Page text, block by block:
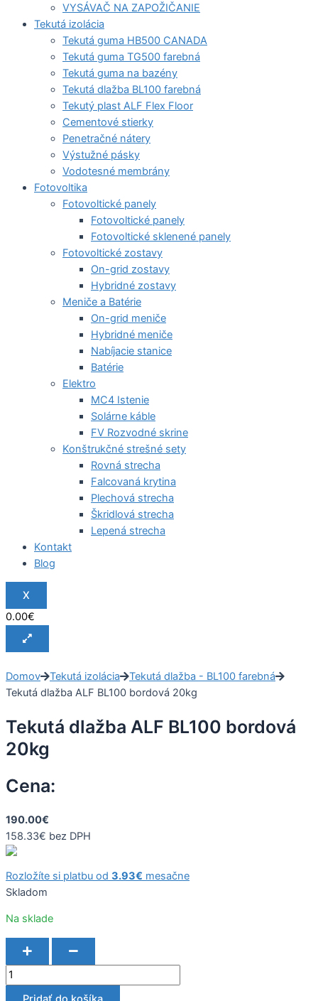
VYSÁVAČ NA ZAPOŽIČANIE
Tekutá izolácia
Tekutá guma HB500 CANADA
Tekutá guma TG500 farebná
Tekutá guma na bazény
Tekutá dlažba BL100 farebná
Tekutý plast ALF Flex Floor
Cementové stierky
Penetračné nátery
Výstužné pásky
Vodotesné membrány
Fotovoltika
Fotovoltické panely
Fotovoltické panely
Fotovoltické sklenené panely
Fotovoltické zostavy
On-grid zostavy
Hybridné zostavy
Meniče a Batérie
On-grid meniče
Hybridné meniče
Nabíjacie stanice
Batérie
Elektro
MC4 Istenie
Solárne káble
FV Rozvodné skrine
Konštrukčné strešné sety
Rovná strecha
Falcovaná krytina
Plechová strecha
Škridlová strecha
Lepená strecha
Kontakt
Blog
X
0.00€
Domov Tekutá izolácia
Tekutá dlažba - BL100 farebná
Tekutá dlažba ALF BL100 bordová 20kg
Tekutá dlažba ALF BL100 bordová
20kg
Cena:
190.00€
158.33€ bez DPH
Rozložíte si platbu od 3.93€ mesačne
Skladom
Na sklade